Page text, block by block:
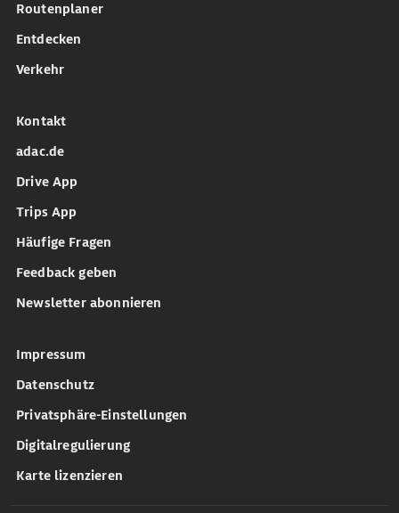
Routenplaner
Entdecken
Verkehr
Kontakt
adac.de
Drive App
Trips App
Häufige Fragen
Feedback geben
Newsletter abonnieren
Impressum
Datenschutz
Privatsphäre-Einstellungen
Digitalregulierung
Karte lizenzieren